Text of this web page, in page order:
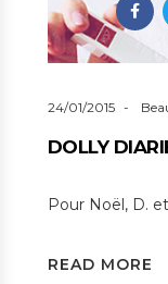
24/01/2015
DOLLY
Pour Noël, D.
READ MORE